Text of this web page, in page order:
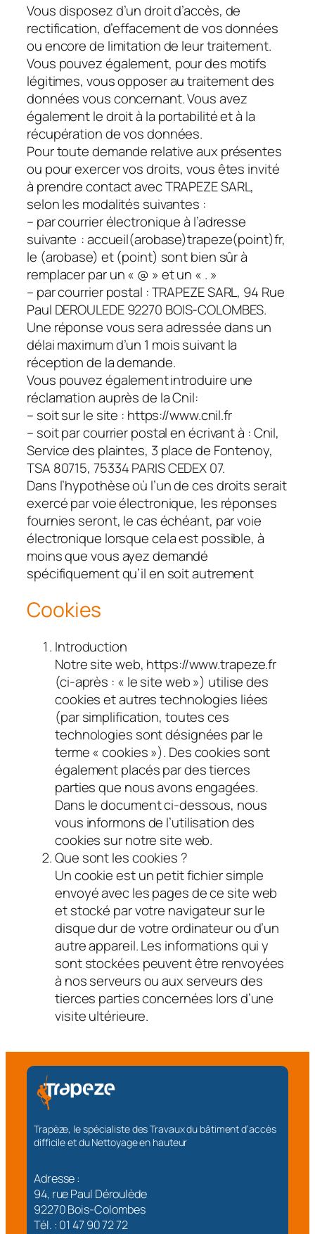
Vous disposez d’un droit d’accès, de
rectification, d’effacement de vos données
ou encore de limitation de leur traitement.
Vous pouvez également, pour des motifs
légitimes, vous opposer au traitement des
données vous concernant. Vous avez
également le droit à la portabilité et à la
récupération de vos données.
Pour toute demande relative aux présentes
ou pour exercer vos droits, vous êtes invité
à prendre contact avec TRAPEZE SARL,
selon les modalités suivantes :
– par courrier électronique à l’adresse
suivante : accueil(arobase)trapeze(point)fr,
le (arobase) et (point) sont bien sûr à
remplacer par un « @ » et un « . »
– par courrier postal : TRAPEZE SARL, 94 Rue
Paul DEROULEDE 92270 BOIS-COLOMBES.
Une réponse vous sera adressée dans un
délai maximum d’un 1 mois suivant la
réception de la demande.
Vous pouvez également introduire une
réclamation auprès de la Cnil:
– soit sur le site : https://www.cnil.fr
– soit par courrier postal en écrivant à : Cnil,
Service des plaintes, 3 place de Fontenoy,
TSA 80715, 75334 PARIS CEDEX 07.
Dans l’hypothèse où l’un de ces droits serait
exercé par voie électronique, les réponses
fournies seront, le cas échéant, par voie
électronique lorsque cela est possible, à
moins que vous ayez demandé
spécifiquement qu’il en soit autrement
Cookies
Introduction
Notre site web, https://www.trapeze.fr
(ci-après : « le site web ») utilise des
cookies et autres technologies liées
(par simplification, toutes ces
technologies sont désignées par le
terme « cookies »). Des cookies sont
également placés par des tierces
parties que nous avons engagées.
Dans le document ci-dessous, nous
vous informons de l’utilisation des
cookies sur notre site web.
Que sont les cookies ?
Un cookie est un petit fichier simple
envoyé avec les pages de ce site web
et stocké par votre navigateur sur le
disque dur de votre ordinateur ou d’un
autre appareil. Les informations qui y
sont stockées peuvent être renvoyées
à nos serveurs ou aux serveurs des
tierces parties concernées lors d’une
visite ultérieure.
Trapèze, le spécialiste des Travaux du bâtiment d’accès
difficile et du Nettoyage en hauteur
Adresse :
94, rue Paul Déroulède
92270 Bois-Colombes
Tél. : 01 47 90 72 72